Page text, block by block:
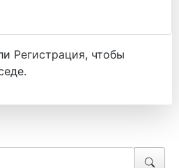
Регистрация, чтобы